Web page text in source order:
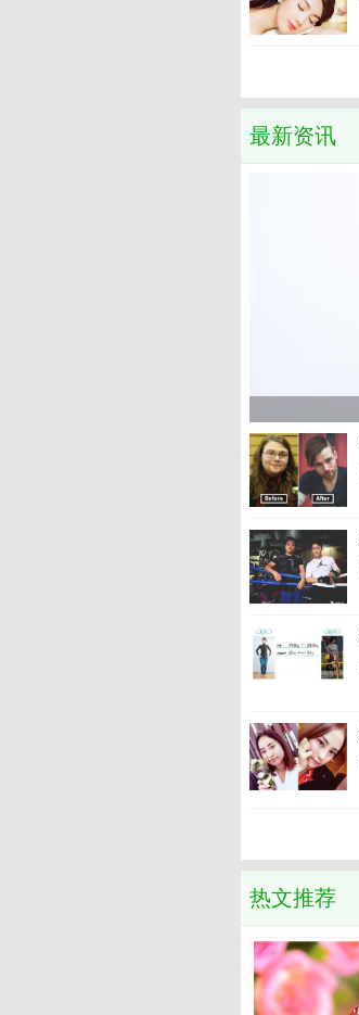
最新资讯
热文推荐